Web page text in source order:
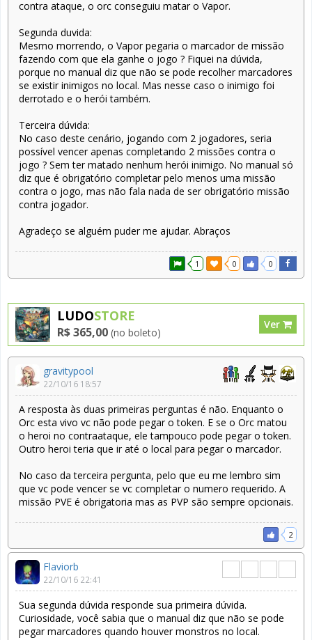
contra ataque, o orc conseguiu matar o Vapor.
Segunda duvida:
Mesmo morrendo, o Vapor pegaria o marcador de missão
fazendo com que ela ganhe o jogo ? Fiquei na dúvida,
porque no manual diz que não se pode recolher marcadores
se existir inimigos no local. Mas nesse caso o inimigo foi
derrotado e o herói também.
Terceira dúvida:
No caso deste cenário, jogando com 2 jogadores, seria
possível vencer apenas completando 2 missões contra o
jogo ? Sem ter matado nenhum herói inimigo. No manual só
diz que é obrigatório completar pelo menos uma missão
contra o jogo, mas não fala nada de ser obrigatório missão
contra jogador.
Agradeço se alguém puder me ajudar. Abraços
1 0 0
LUDOSTORE
R$ 365,00 (no boleto)
Ver
gravitypool
22/10/16 18:57
A resposta às duas primeiras perguntas é não. Enquanto o
Orc esta vivo vc não pode pegar o token. E se o Orc matou
o heroi no contraataque, ele tampouco pode pegar o token.
Outro heroi teria que ir até o local para pegar o marcador.
No caso da terceira pergunta, pelo que eu me lembro sim
que vc pode vencer se vc completar o numero requerido. A
missão PVE é obrigatoria mas as PVP são sempre opcionais.
2
Flaviorb
22/10/16 22:41
Sua segunda dúvida responde sua primeira dúvida.
Curiosidade, você sabia que o manual diz que não se pode
pegar marcadores quando houver monstros no local.